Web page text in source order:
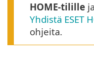
HOME-tilille
Yhdistä ESET
ohjeita.